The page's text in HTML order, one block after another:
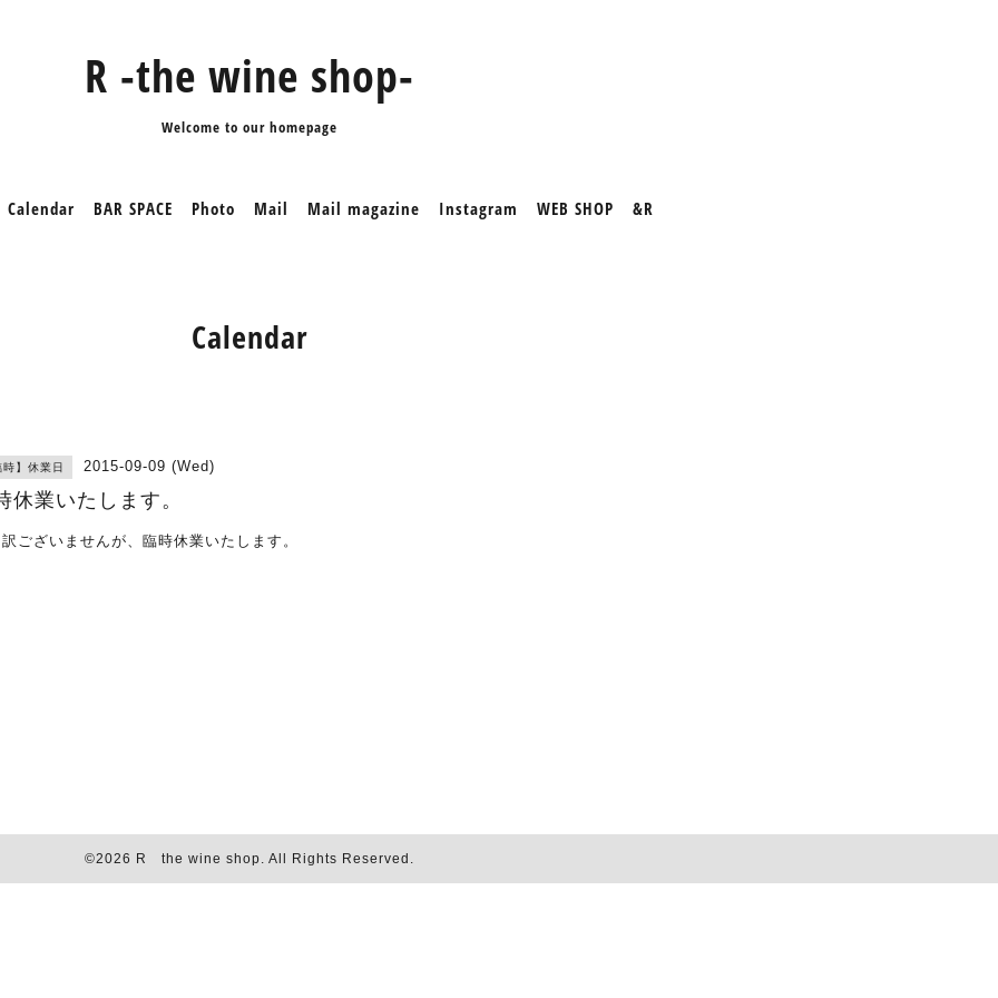
R -the wine shop-
Welcome to our homepage
Calendar BAR SPACE Photo Mail Mail magazine Instagram WEB SHOP &R
Calendar
時】休業日 2015-09-09 (Wed)
休業いたします。
ございませんが、臨時休業いたします。
©2026 R the wine shop. All Rights Reserved.